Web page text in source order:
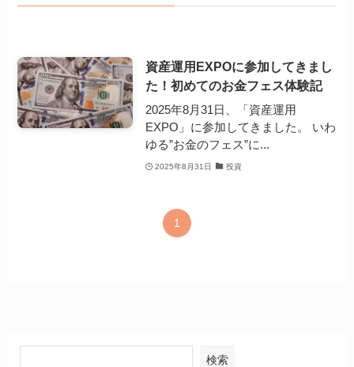
資産運用EXPOに参加してきまし
た！初めてのお金フェス体験記
2025年8月31日、「資産運用
EXPO」に参加してきました。 いわ
ゆる”お金のフェス”に...
2025年8月31日 投資
1
検索